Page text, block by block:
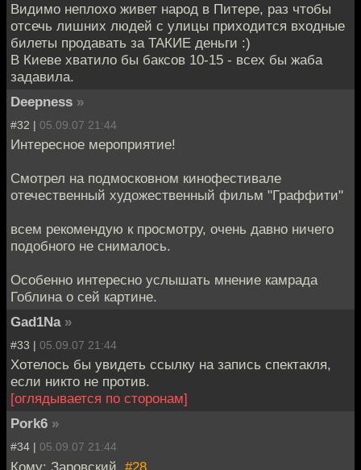
Видимо неплохо живет народ в Питере, раз чтобы
отсечь лишних людей с улицы приходится входные
билеты продавать за ТАКИЕ деньги :)
В Киеве хватило бы баксов 10-15 - всех бы жаба
задавила.
Deepness »
#32 | 05.09.07 21:44
Интересное мероприятие!
Смотрел на подмосковном кинофестивале
отечественный художественный фильм "Граффити"
всем рекомендую к просмотру, очень давно ничего
подобного не снималось.
Особенно интересно услышать мнение камрада
Гоблина о сей картине.
Gad1Na »
#33 | 05.09.07 21:44
Хотелось бы увидеть ссылку на запись спектакля,
если никто не против.
[оглядывается по сторонам]
Pork6 »
#34 | 05.09.07 21:44
Кому: Заровский, #28